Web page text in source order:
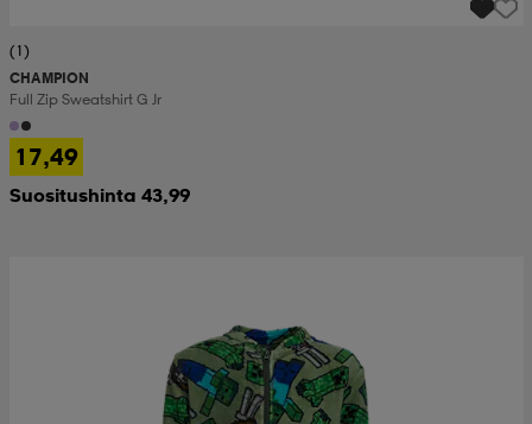
(1)
CHAMPION
Full Zip Sweatshirt G Jr
17,49
Suositushinta 43,99